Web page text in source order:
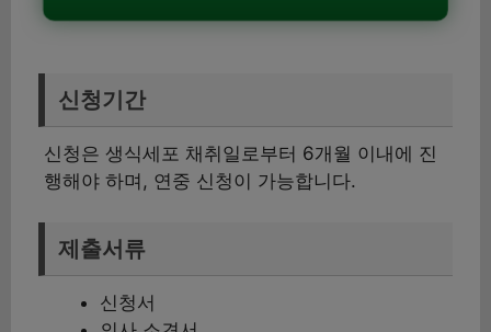
신청기간
신청은 생식세포 채취일로부터 6개월 이내에 진
행해야 하며, 연중 신청이 가능합니다.
제출서류
신청서